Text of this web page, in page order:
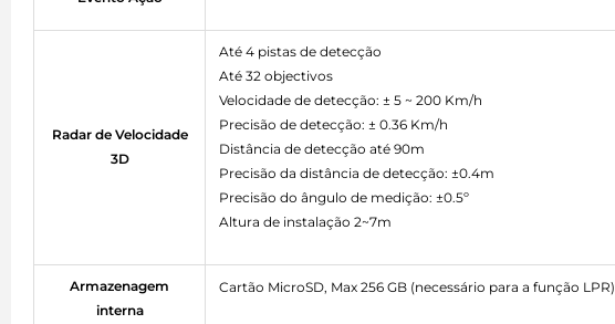
Radar de Velocidade
3D
Até 4 pistas de detecção
Até 32 objectivos
Velocidade de detecção: ± 5 ~ 200 Km/h
Precisão de detecção: ± 0.36 Km/h
Distância de detecção até 90m
Precisão da distância de detecção: ±0.4m
Precisão do ângulo de medição: ±0.5º
Altura de instalação 2~7m
Armazenagem
interna
Cartão MicroSD, Max 256 GB (necessário para a função LPR)